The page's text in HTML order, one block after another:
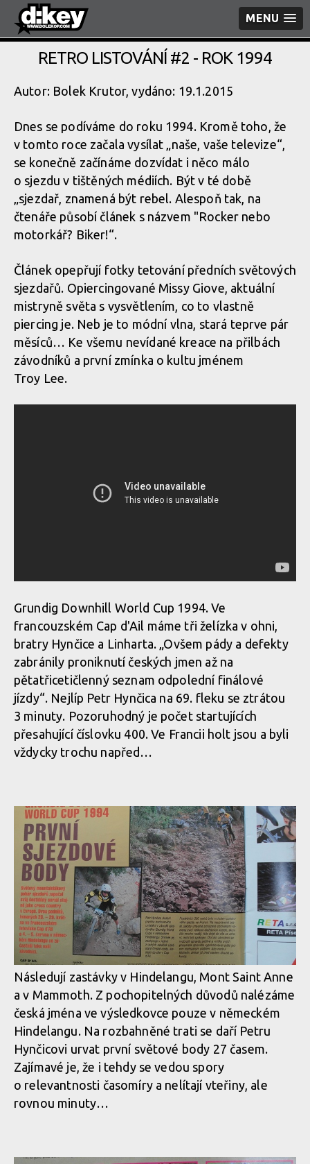
MENU
RETRO LISTOVÁNÍ #2 - ROK 1994
Autor: Bolek Krutor, vydáno: 19.1.2015
Dnes se podíváme do roku 1994. Kromě toho, že
v tomto roce začala vysílat „naše, vaše televize“,
se konečně začínáme dozvídat i něco málo
o sjezdu v tištěných médiích. Být v té době
„sjezdař, znamená být rebel. Alespoň tak, na
čtenáře působí článek s názvem "Rocker nebo
motorkář? Biker!“.
Článek opepřují fotky tetování předních světových
sjezdařů. Opiercingované Missy Giove, aktuální
mistryně světa s vysvětlením, co to vlastně
piercing je. Neb je to módní vlna, stará teprve pár
měsíců… Ke všemu nevídané kreace na přilbách
závodníků a první zmínka o kultu jménem
Troy Lee.
Grundig Downhill World Cup 1994. Ve
francouzském Cap d'Ail máme tři želízka v ohni,
bratry Hynčice a Linharta. „Ovšem pády a defekty
zabránily proniknutí českých jmen až na
pětatřicetičlenný seznam odpolední finálové
jízdy“. Nejlíp Petr Hynčica na 69. fleku se ztrátou
3 minuty. Pozoruhodný je počet startujících
přesahující číslovku 400. Ve Francii holt jsou a byli
vždycky trochu napřed…
Následují zastávky v Hindelangu, Mont Saint Anne
a v Mammoth. Z pochopitelných důvodů nalézáme
česká jména ve výsledkovce pouze v německém
Hindelangu. Na rozbahněné trati se daří Petru
Hynčicovi urvat první světové body 27 časem.
Zajímavé je, že i tehdy se vedou spory
o relevantnosti časomíry a nelítají vteřiny, ale
rovnou minuty…